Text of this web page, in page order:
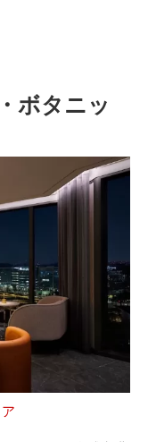
ボタニッ